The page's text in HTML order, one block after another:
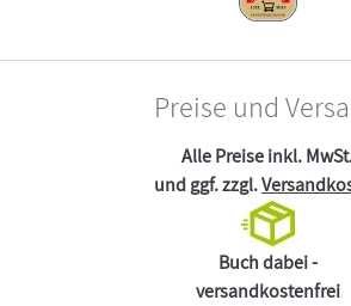
Preise und
Alle Preise inkl.
und ggf. zzgl.
Buch dabei -
versandkostenfrei